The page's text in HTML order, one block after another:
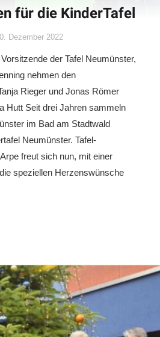
für die KinderTafel
Dezember 2022
der Tafel Neumünster,
nehmen den
Rieger und Jonas Römer
Hutt Seit drei Jahren sammeln
im Bad am Stadtwald
Neumünster. Tafel-
freut sich nun, mit einer
speziellen Herzenswünsche